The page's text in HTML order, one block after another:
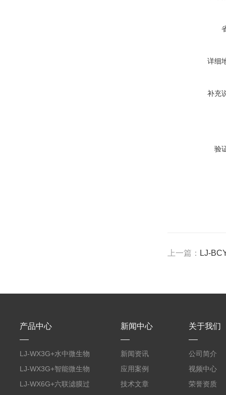
详细
补充
验
上一篇： LJ-
产品中心
LJ-WX3G+水中微生物
膜过滤装置
LJ-WX3G+智能微生物
限度仪
LJ-WX6G+六联滤膜过
新闻中心
新闻资讯
应用案例
技术文章
关于我们
公司简介
视频中心
荣誉资质